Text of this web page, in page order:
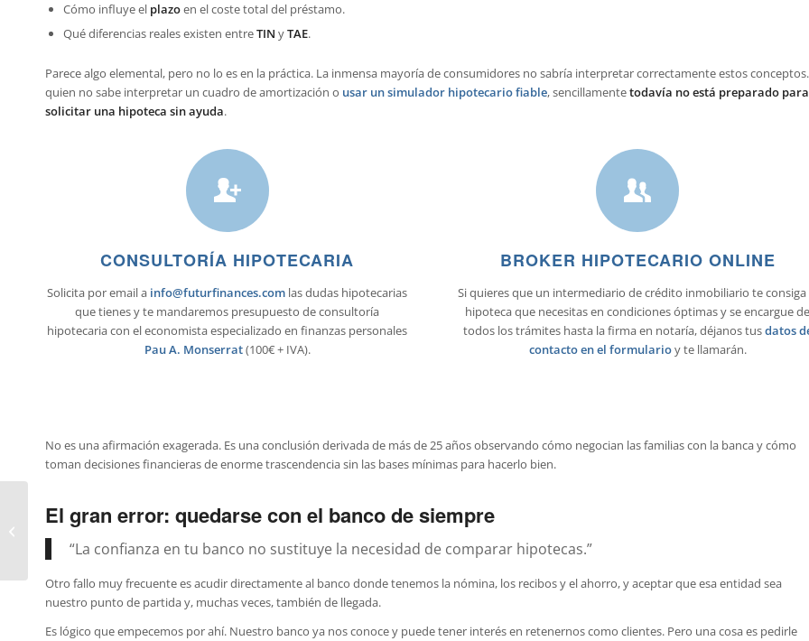
Cómo influye el plazoen el coste total del préstamo.
Qué diferencias reales existen entreTIN yTAE.
Parece algo elemental, pero no lo es en la práctica. La inmensa mayoría de consumidores no sabría interpretar correctamente estos
quien no sabe interpretar un cuadro de amortización o usar un simulador hipotecario fiable, sencillamentetodavía no está preparado para
solicitar una hipoteca sin ayuda.
CONSULTORÍA HIPOTECARIA
Solicita por email a info@futurfinances.com las dudas hipotecarias
que tienes y te mandaremos presupuesto de consultoría
hipotecaria con el economista especializado en finanzas personales
Pau A. Monserrat(100€ + IVA).
BROKER HIPOTECARIO ONLINE
Si quieres que un intermediario de crédito inmobiliario te consiga
hipoteca que necesitas en condiciones óptimas y se encargue de
todos los trámites hasta la firma en notaría, déjanos tusdatos
contacto en el formularioy te llamarán.
No es una afirmación exagerada. Es una conclusión derivada de más de 25 años observando cómo negocian las familias con la banca y cómo
toman decisiones financieras de enorme trascendencia sin las bases mínimas para hacerlo bien.
El gran error: quedarse con el banco de siempre
“La confianza en tu banco no sustituye la necesidad de comparar hipotecas.”
Otro fallo muy frecuente es acudir directamente al banco donde tenemos la nómina, los recibos y el ahorro, y aceptar que esa entidad sea
nuestro punto de partida y, muchas veces, también de llegada.
Es lógico que empecemos por ahí. Nuestro banco ya nos conoce y puede tener interés en retenernos como clientes. Pero una cosa es pedirle
Honorarios de un
broker hipotecario